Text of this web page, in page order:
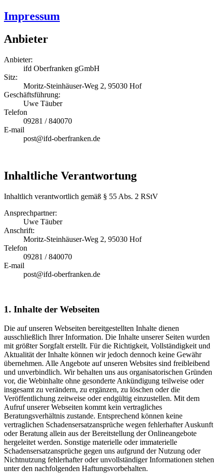
Impressum
Anbieter
Anbieter:
ifd Oberfranken gGmbH
Sitz:
Moritz-Steinhäuser-Weg 2, 95030 Hof
Geschäftsführung:
Uwe Täuber
Telefon
09281 / 840070
E-mail
post@ifd-oberfranken.de
Inhaltliche Verantwortung
Inhaltlich verantwortlich gemäß § 55 Abs. 2 RStV
Ansprechpartner:
Uwe Täuber
Anschrift:
Moritz-Steinhäuser-Weg 2, 95030 Hof
Telefon
09281 / 840070
E-mail
post@ifd-oberfranken.de
1. Inhalte der Webseiten
Die auf unseren Webseiten bereitgestellten Inhalte dienen
ausschließlich Ihrer Information. Die Inhalte unserer Seiten wurden
mit größter Sorgfalt erstellt. Für die Richtigkeit, Vollständigkeit und
Aktualität der Inhalte können wir jedoch dennoch keine Gewähr
übernehmen. Alle Angebote auf unseren Websites sind freibleibend
und unverbindlich. Wir behalten uns aus organisatorischen Gründen
vor, die Webinhalte ohne gesonderte Ankündigung teilweise oder
insgesamt zu verändern, zu ergänzen, zu löschen oder die
Veröffentlichung zeitweise oder endgültig einzustellen. Mit dem
Aufruf unserer Webseiten kommt kein vertragliches
Beratungsverhältnis zustande. Entsprechend können keine
vertraglichen Schadensersatzansprüche wegen fehlerhafter Auskunft
oder Beratung allein aus der Bereitstellung der Onlineangebote
hergeleitet werden. Sonstige materielle oder immaterielle
Schadensersatzansprüche gegen uns aufgrund der Nutzung oder
Nichtnutzung fehlerhafter oder unvollständiger Informationen stehen
unter den nachfolgenden Haftungsvorbehalten.